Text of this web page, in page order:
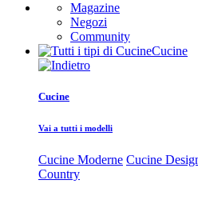
Magazine
Negozi
Community
Cucine
Cucine
Vai a tutti i modelli
Cucine Moderne Cucine
Country